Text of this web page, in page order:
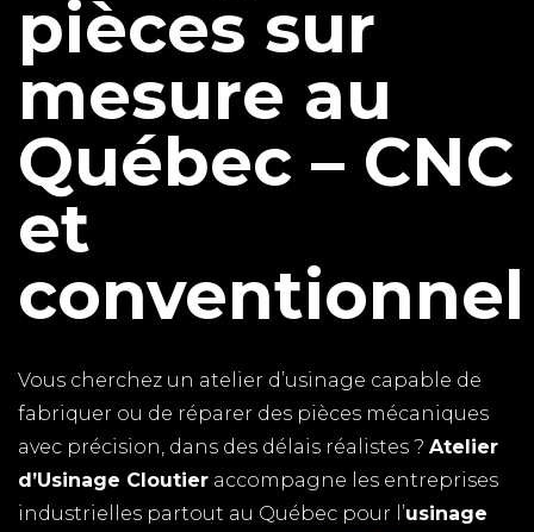
pièces sur
mesure au
Québec – CNC
et
conventionnel
Vous cherchez un atelier d’usinage capable de
fabriquer ou de réparer des pièces mécaniques
avec précision, dans des délais réalistes ? Atelier
d’Usinage Cloutier accompagne les entreprises
industrielles partout au Québec pour l’usinage